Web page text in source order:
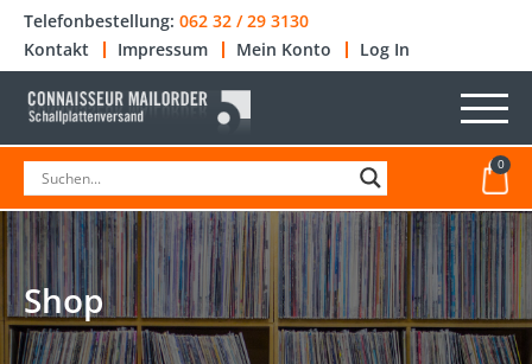
Telefonbestellung: 062 32 / 29 3130
Kontakt
Impressum Mein Konto Log In
0
Shop